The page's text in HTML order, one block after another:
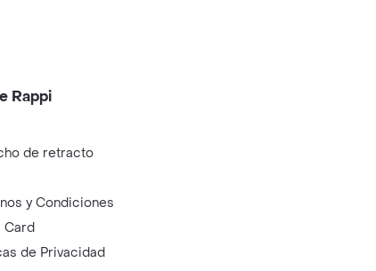
Rappi
de retracto
y Condiciones
Card
de Privacidad